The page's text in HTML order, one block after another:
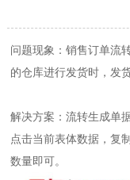
问题现象：销售订单流
的仓库进行发货时，发
解决方案：流转生成单
点击当前表体数据，复
数量即可。